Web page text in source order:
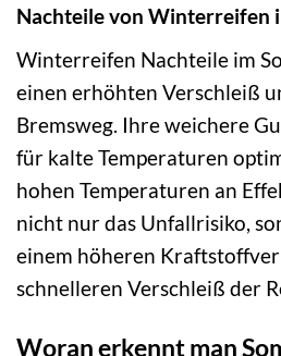
Nachteile von Winterreifen
Winterreifen Nachteile im
einen erhöhten Verschleiß
Bremsweg. Ihre weichere
für kalte Temperaturen
hohen Temperaturen an
nicht nur das Unfallrisiko,
einem höheren
schnelleren Verschleiß der
Woran erkennt man